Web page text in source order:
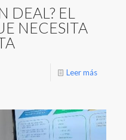
DEAL? EL
NECESITA
Leer más